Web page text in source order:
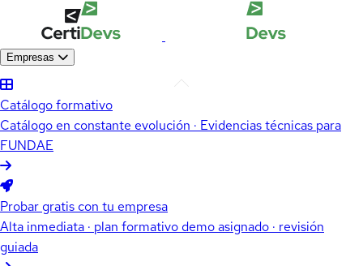
Empresas
Catálogo formativo
Catálogo en constante evolución · Evidencias técnicas para
FUNDAE
Probar gratis con tu empresa
Alta inmediata · plan formativo demo asignado · revisión
guiada